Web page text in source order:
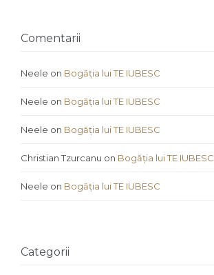
Comentarii
Neele on Bogăția lui TE IUBESC
Neele on Bogăția lui TE IUBESC
Neele on Bogăția lui TE IUBESC
Christian Tzurcanu on Bogăția lui TE IUBESC
Neele on Bogăția lui TE IUBESC
Categorii